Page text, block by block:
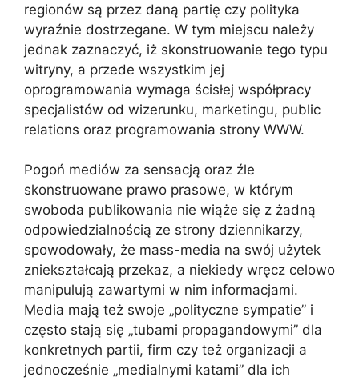
regionów są przez daną partię czy polityka
wyraźnie dostrzegane. W tym miejscu należy
jednak zaznaczyć, iż skonstruowanie tego typu
witryny, a przede wszystkim jej
oprogramowania wymaga ścisłej współpracy
specjalistów od wizerunku, marketingu, public
relations oraz programowania strony WWW.
Pogoń mediów za sensacją oraz źle
skonstruowane prawo prasowe, w którym
swoboda publikowania nie wiąże się z żadną
odpowiedzialnością ze strony dziennikarzy,
spowodowały, że mass-media na swój użytek
zniekształcają przekaz, a niekiedy wręcz celowo
manipulują zawartymi w nim informacjami.
Media mają też swoje „polityczne sympatie” i
często stają się „tubami propagandowymi” dla
konkretnych partii, firm czy też organizacji a
jednocześnie „medialnymi katami” dla ich